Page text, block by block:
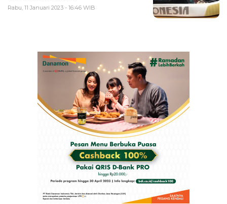
Rabu, 11 Januari 2023 - 16:46 WIB